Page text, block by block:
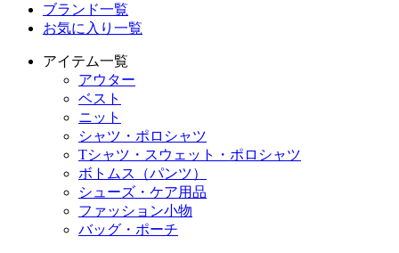
ブランド一覧
お気に入り一覧
アイテム一覧
アウター
ベスト
ニット
シャツ・ポロシャツ
Tシャツ・スウェット・ポロシャツ
ボトムス（パンツ）
シューズ・ケア用品
ファッション小物
バッグ・ポーチ